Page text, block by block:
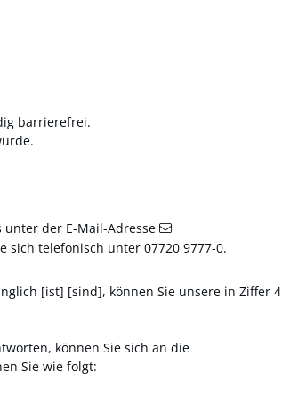
barrierefrei.
der E-Mail-Adresse
telefonisch unter 07720 9777-0.
[ist] [sind], können Sie unsere in Ziffer 4
können Sie sich an die
Sie wie folgt: